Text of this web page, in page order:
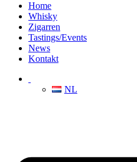
Home
Whisky
Zigarren
Tastings/Events
News
Kontakt
NL